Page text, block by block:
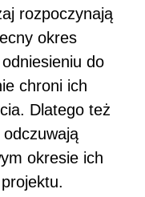
rozpoczynają
okres
do
chroni ich
Dlatego też
okresie ich